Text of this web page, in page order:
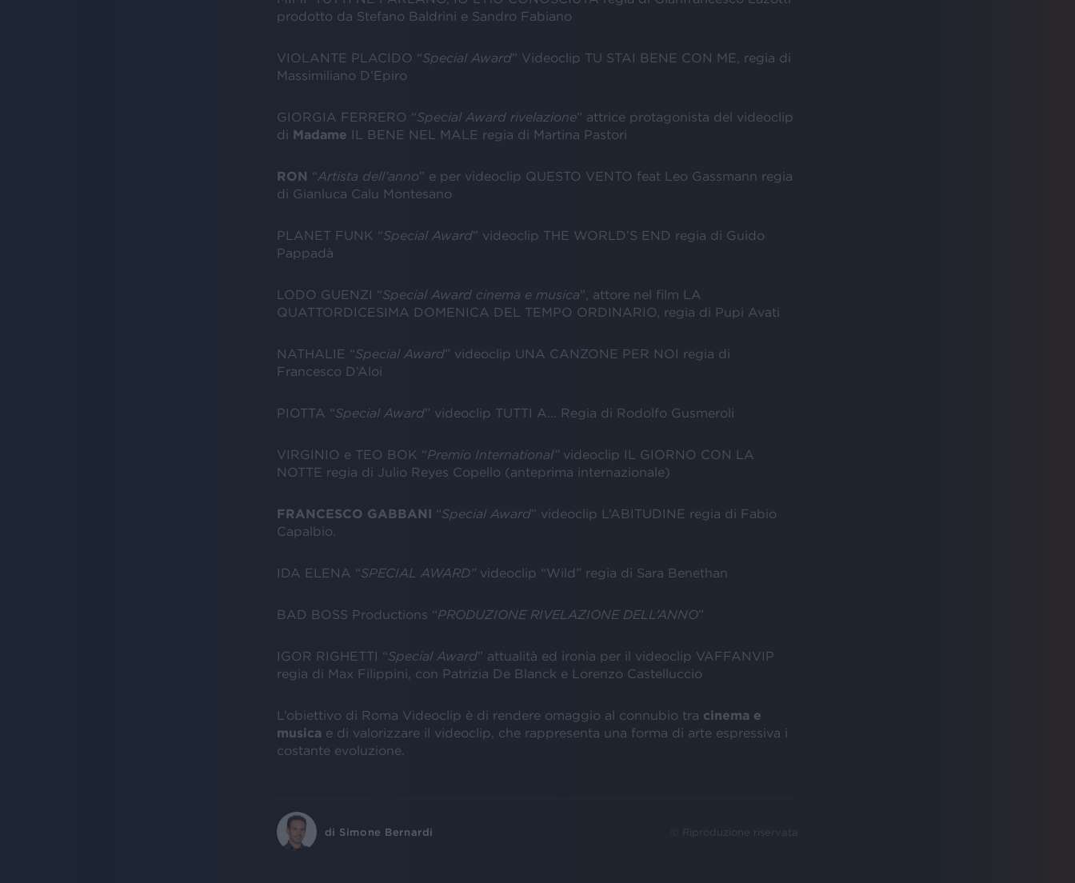
prodotto da Stefano Baldrini e Sandro Fabiano
VIOLANTE PLACIDO “Special Award” Videoclip TU STAI BENE CON ME, regia di
Massimiliano D’Epiro
GIORGIA FERRERO “Special Award rivelazione” attrice protagonista del videoclip
di Madame IL BENE NEL MALE regia di Martina Pastori
RON “Artista dell’anno” e per videoclip QUESTO VENTO feat Leo Gassmann regia
di Gianluca Calu Montesano
PLANET FUNK “Special Award” videoclip THE WORLD’S END regia di Guido
Pappadà
LODO GUENZI “Special Award cinema e musica", attore nel film LA
QUATTORDICESIMA DOMENICA DEL TEMPO ORDINARIO, regia di Pupi Avati
NATHALIE “Special Award” videoclip UNA CANZONE PER NOI regia di
Francesco D’Aloi
PIOTTA “Special Award” videoclip TUTTI A… Regia di Rodolfo Gusmeroli
VIRGINIO e TEO BOK “Premio International”videoclip IL GIORNO CON LA
NOTTE regia di Julio Reyes Copello (anteprima internazionale)
FRANCESCO GABBANI “Special Award” videoclip L’ABITUDINE regia di Fabio
Capalbio.
IDA ELENA “SPECIAL AWARD”videoclip “Wild” regia di Sara Benethan
BAD BOSS Productions “PRODUZIONE RIVELAZIONE DELL’ANNO”
IGOR RIGHETTI “Special Award” attualità ed ironia per il videoclip VAFFANVIP
regia di Max Filippini, con Patrizia De Blanck e Lorenzo Castelluccio
L’obiettivo di Roma Videoclip è di rendere omaggio al connubio tra cinema e
musica e di valorizzare il videoclip, che rappresenta una forma di arte espressiva i
costante evoluzione.
di Simone Bernardi © Riproduzione riservata